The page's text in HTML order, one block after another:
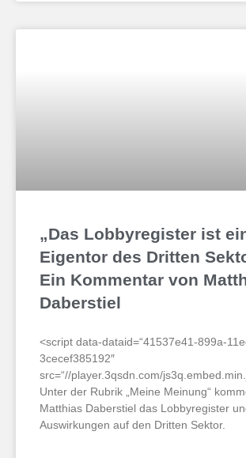
„Das Lobbyregister ist
Eigentor des Dritten
Ein Kommentar von
Daberstiel
<script data-dataid=“41537e41-899a-
3cecef385192″
src=“//player.3qsdn.com/
Unter der Rubrik „Meine Meinung“
Matthias Daberstiel das Lobbyregister
Auswirkungen auf den Dritten Sektor.